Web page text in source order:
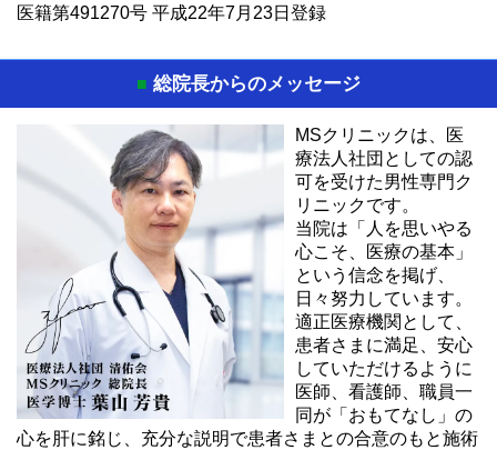
医籍第491270号 平成22年7月23日登録
■ 総院長からのメッセージ
MSクリニックは、医
療法人社団としての認
可を受けた男性専門ク
リニックです。
当院は「人を思いやる
心こそ、医療の基本」
という信念を掲げ、
日々努力しています。
適正医療機関として、
患者さまに満足、安心
していただけるように
医師、看護師、職員一
同が「おもてなし」の
心を肝に銘じ、充分な説明で患者さまとの合意のもと施術